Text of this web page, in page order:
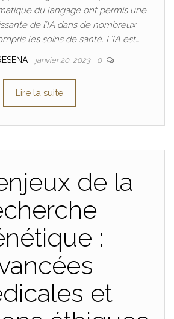
du langage ont permis une
de l’IA dans de nombreux
les soins de santé. L’IA est…
janvier 20, 2023 0
Lire la suite
de la
:
et